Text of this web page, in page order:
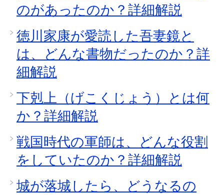
のがあったのか？詳細解説
徳川家康が愛読した吾妻鏡と
は、どんな書物だったのか？詳
細解説
下剋上（げこくじょう）とは何
か？詳細解説
戦国時代の軍師は、どんな役割
をしていたのか？詳細解説
城が落城したら、どうなるの